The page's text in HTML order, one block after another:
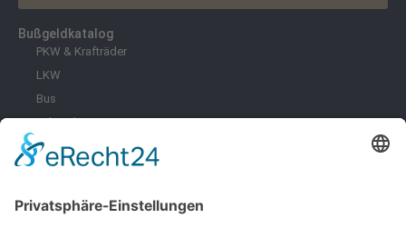
Bußgeldkatalog
PKW & Krafträder
LKW
Bus
Fahrräder & E-Scooter
Zoll
Umwelt
Infektionsschutz